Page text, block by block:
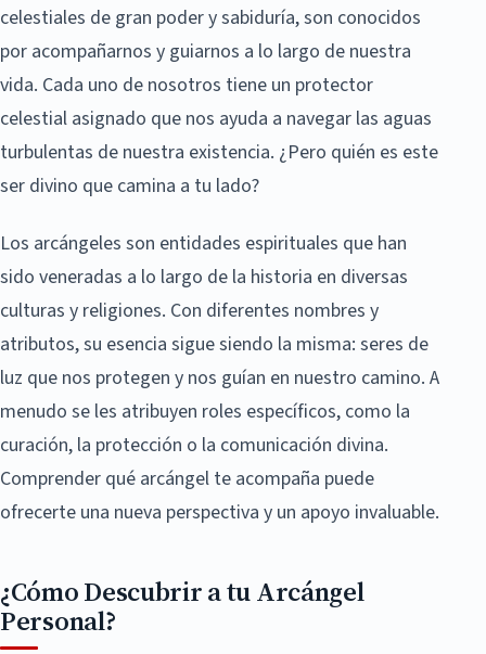
celestiales de gran poder y sabiduría, son conocidos
por acompañarnos y guiarnos a lo largo de nuestra
vida. Cada uno de nosotros tiene un protector
celestial asignado que nos ayuda a navegar las aguas
turbulentas de nuestra existencia. ¿Pero quién es este
ser divino que camina a tu lado?
Los arcángeles son entidades espirituales que han
sido veneradas a lo largo de la historia en diversas
culturas y religiones. Con diferentes nombres y
atributos, su esencia sigue siendo la misma: seres de
luz que nos protegen y nos guían en nuestro camino. A
menudo se les atribuyen roles específicos, como la
curación, la protección o la comunicación divina.
Comprender qué arcángel te acompaña puede
ofrecerte una nueva perspectiva y un apoyo invaluable.
¿Cómo Descubrir a tu Arcángel
Personal?